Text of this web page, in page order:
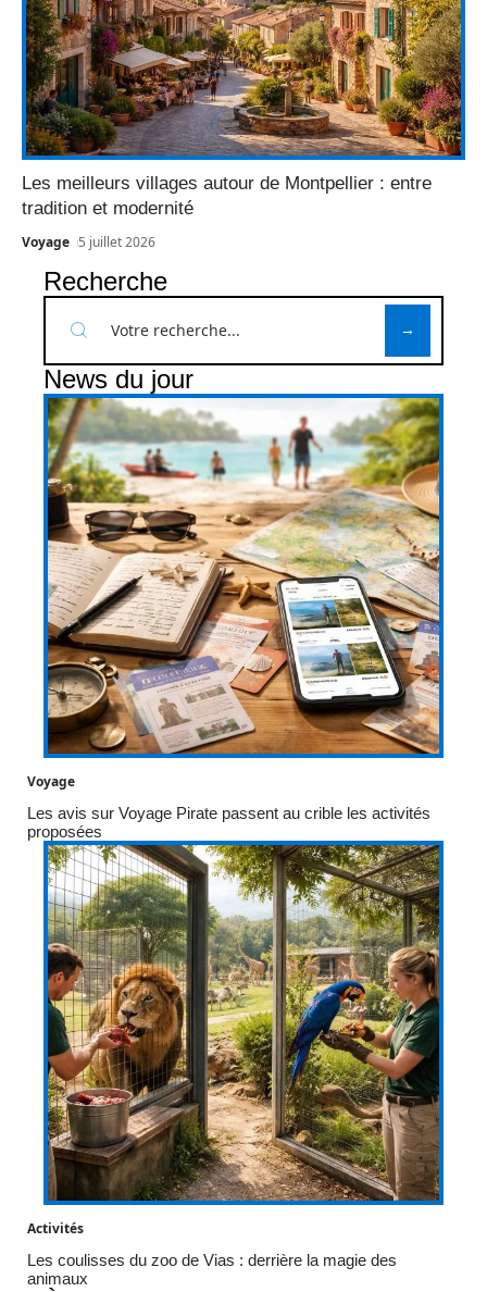
Les meilleurs villages autour de Montpellier : entre
tradition et modernité
Voyage 5 juillet 2026
Recherche
News du jour
Voyage
Les avis sur Voyage Pirate passent au crible les activités
proposées
Activités
Les coulisses du zoo de Vias : derrière la magie des
animaux